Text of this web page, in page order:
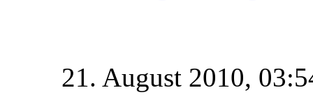
21. August 2010,